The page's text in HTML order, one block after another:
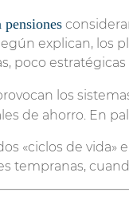
pensiones
explican, los
poco
los
de ahorro. En
«ciclos de
tempranas,